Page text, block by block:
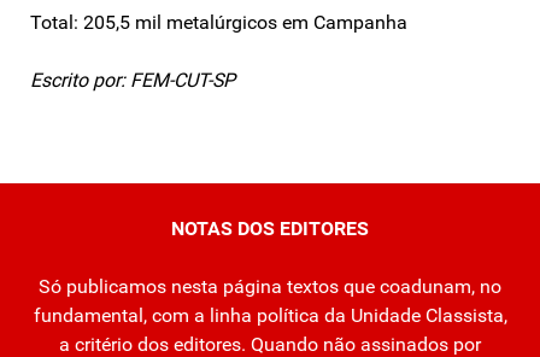
Total: 205,5 mil metalúrgicos em Campanha
Escrito por: FEM-CUT-SP
NOTAS DOS EDITORES
Só publicamos nesta página textos que coadunam, no
fundamental, com a linha política da Unidade Classista,
a critério dos editores. Quando não assinados por